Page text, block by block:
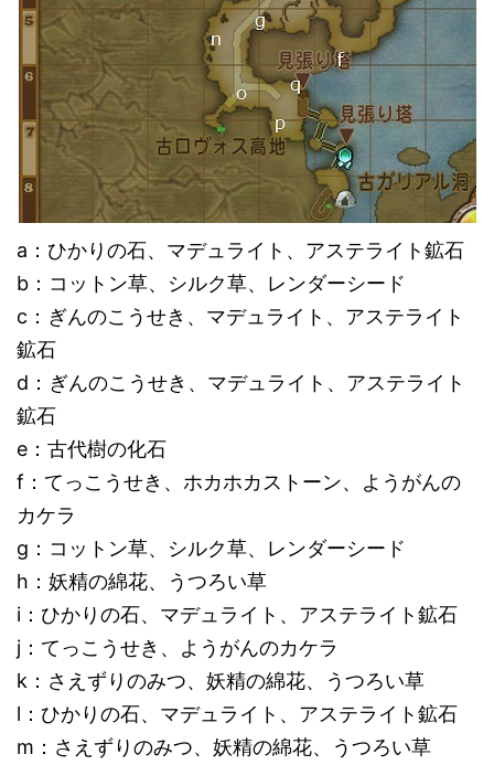
a：ひかりの石、マデュライト、アステライト鉱石
b：コットン草、シルク草、レンダーシード
c：ぎんのこうせき、マデュライト、アステライト
鉱石
d：ぎんのこうせき、マデュライト、アステライト
鉱石
e：古代樹の化石
f：てっこうせき、ホカホカストーン、ようがんの
カケラ
g：コットン草、シルク草、レンダーシード
h：妖精の綿花、うつろい草
i：ひかりの石、マデュライト、アステライト鉱石
j：てっこうせき、ようがんのカケラ
k：さえずりのみつ、妖精の綿花、うつろい草
l：ひかりの石、マデュライト、アステライト鉱石
m：さえずりのみつ、妖精の綿花、うつろい草